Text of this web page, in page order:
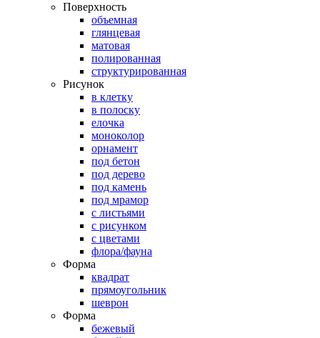
Поверхность
объемная
глянцевая
матовая
полированная
структурированная
Рисунок
в клетку
в полоску
елочка
моноколор
орнамент
под бетон
под дерево
под камень
под мрамор
с листьями
с рисунком
с цветами
флора/фауна
Форма
квадрат
прямоугольник
шеврон
Форма
бежевый